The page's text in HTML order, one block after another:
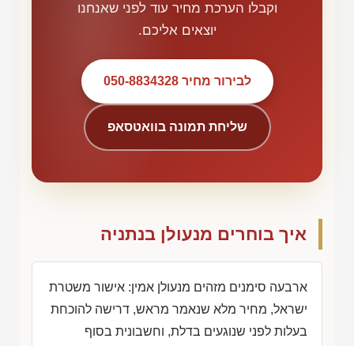
וקבלו הערכת מחיר עוד לפני שאנחנו
יוצאים אליכם.
לבירור מחיר 050-8834328
שליחת תמונה בוואטסאפ
איך בוחרים מנעולן בנתניה
ארבעה סימנים מזהים מנעולן אמין: אישור משטרת
ישראל, מחיר מלא שנאמר מראש, דרישה להוכחת
בעלות לפני שנוגעים בדלת, וחשבונית בסוף